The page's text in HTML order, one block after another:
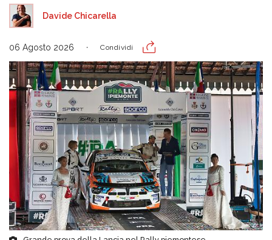
Davide Chicarella
06 Agosto 2026 Condividi